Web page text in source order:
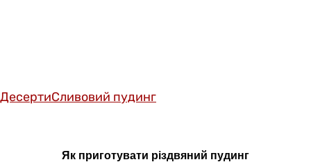
ДесертиСливовий пудинг
Як приготувати різдвяний пудинг